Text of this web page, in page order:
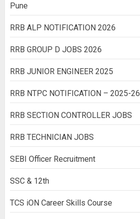
Pune
RRB ALP NOTIFICATION 2026
RRB GROUP D JOBS 2026
RRB JUNIOR ENGINEER 2025
RRB NTPC NOTIFICATION – 2025-26
RRB SECTION CONTROLLER JOBS
RRB TECHNICIAN JOBS
SEBI Officer Recruitment
SSC & 12th
TCS iON Career Skills Course